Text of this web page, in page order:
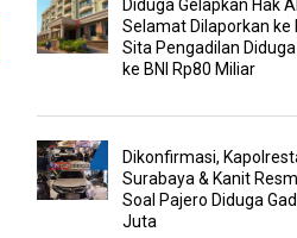
Diduga Gelapkan Hak
Selamat Dilaporkan ke
Sita Pengadilan
ke BNI Rp80 Miliar
Dikonfirmasi,
Surabaya & Kanit
Soal Pajero Diduga
Juta